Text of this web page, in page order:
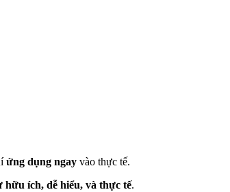
ứng dụng ngay vào thực tế.
hữu ích, dễ hiểu, và thực tế.